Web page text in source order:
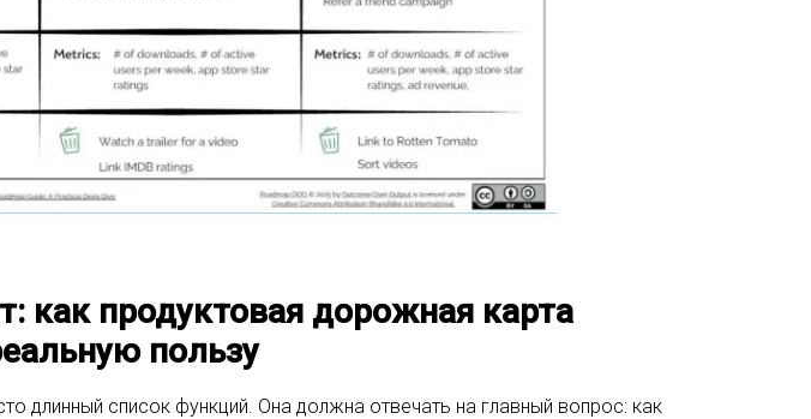
как продуктовая дорожная карта
пользу
длинный список функций. Она должна отвечать на главный вопрос: как